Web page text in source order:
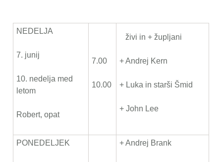
NEDELJA
7. junij
10. nedelja med
letom
Robert, opat
7.00
10.00
živi in + župljani
+ Andrej Kern
+ Luka in starši Šmid
+ John Lee
PONEDELJEK + Andrej Brank